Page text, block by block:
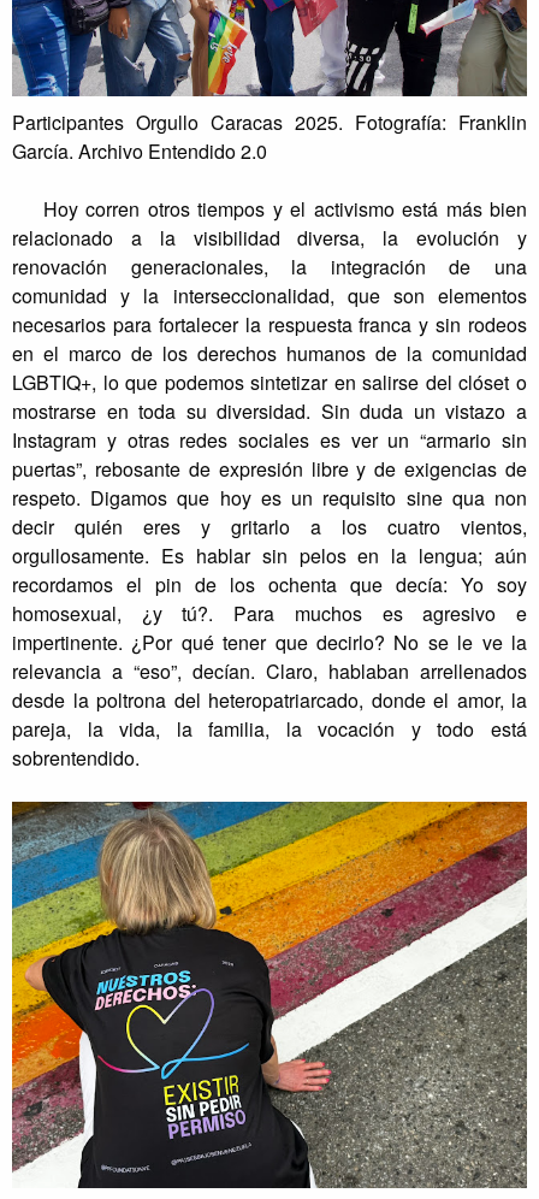
Participantes Orgullo Caracas 2025. Fotografía: Franklin
García. Archivo Entendido 2.0
Hoy corren otros tiempos y el activismo está más bien
relacionado a la visibilidad diversa, la evolución y
renovación generacionales, la integración de una
comunidad y la interseccionalidad, que son elementos
necesarios para fortalecer la respuesta franca y sin rodeos
en el marco de los derechos humanos de la comunidad
LGBTIQ+, lo que podemos sintetizar en salirse del clóset o
mostrarse en toda su diversidad. Sin duda un vistazo a
Instagram y otras redes sociales es ver un “armario sin
puertas”, rebosante de expresión libre y de exigencias de
respeto. Digamos que hoy es un requisito sine qua non
decir quién eres y gritarlo a los cuatro vientos,
orgullosamente. Es hablar sin pelos en la lengua; aún
recordamos el pin de los ochenta que decía: Yo soy
homosexual, ¿y tú?. Para muchos es agresivo e
impertinente. ¿Por qué tener que decirlo? No se le ve la
relevancia a “eso”, decían. Claro, hablaban arrellenados
desde la poltrona del heteropatriarcado, donde el amor, la
pareja, la vida, la familia, la vocación y todo está
sobrentendido.